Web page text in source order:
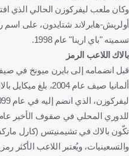
أولريش-هابرلاند شتايدون، على اسم
تسميته "باي ارينا" عام 1998.
بالاك اللاعب الرمز
ألمانيا صيف عام
للدوري المحلي في صفوف الأخير عام
تكّون بالاك في تشيمنيتس (كارل
والتسعينيات، ويُعتبر اللاعب الأكثر